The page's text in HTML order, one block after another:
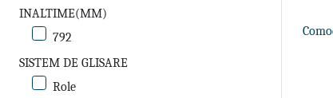
INALTIME(MM)
792
SISTEM DE GLISARE
Role